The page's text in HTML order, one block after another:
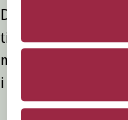
Denne kledninger
tilfredsstiller
montering.
i våre FDV-er.